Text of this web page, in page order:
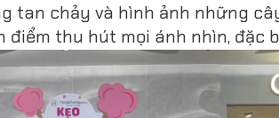
tan chảy và hình ảnh những
thu hút mọi ánh nhìn, đặc